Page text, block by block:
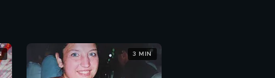
Ritratto di Massimo
Bossetti
3 MIN